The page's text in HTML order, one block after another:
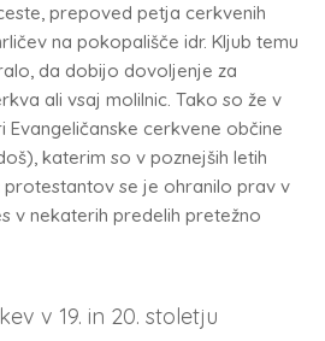
prepoved petja cerkvenih
na pokopališče idr. Kljub temu
da dobijo dovoljenje za
ali vsaj molilnic. Tako so že v
Evangeličanske cerkvene občine
katerim so v poznejših letih
protestantov se je ohranilo prav v
v nekaterih predelih pretežno
v 19. in 20. stoletju